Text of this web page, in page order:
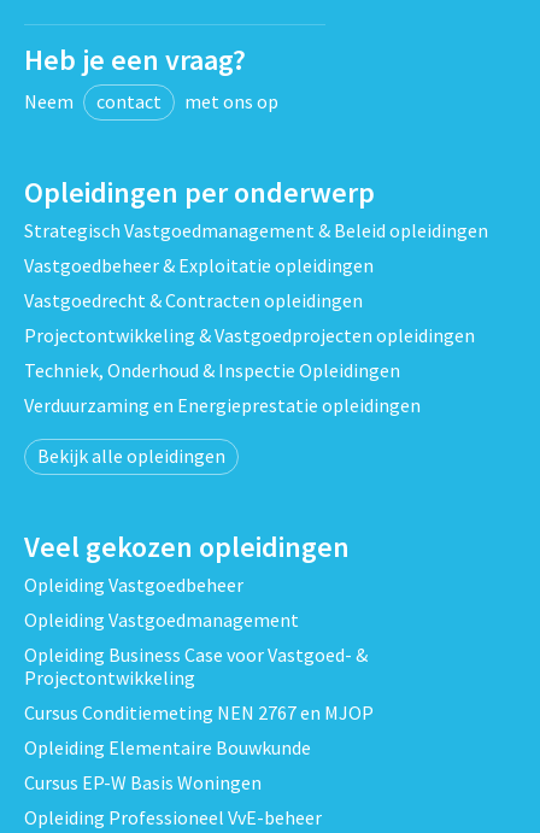
Heb je een vraag?
Neem contact met ons op
Opleidingen per onderwerp
Strategisch Vastgoedmanagement & Beleid opleidingen
Vastgoedbeheer & Exploitatie opleidingen
Vastgoedrecht & Contracten opleidingen
Projectontwikkeling & Vastgoedprojecten opleidingen
Techniek, Onderhoud & Inspectie Opleidingen
Verduurzaming en Energieprestatie opleidingen
Bekijk alle opleidingen
Veel gekozen opleidingen
Opleiding Vastgoedbeheer
Opleiding Vastgoedmanagement
Opleiding Business Case voor Vastgoed- &
Projectontwikkeling
Cursus Conditiemeting NEN 2767 en MJOP
Opleiding Elementaire Bouwkunde
Cursus EP-W Basis Woningen
Opleiding Professioneel VvE-beheer